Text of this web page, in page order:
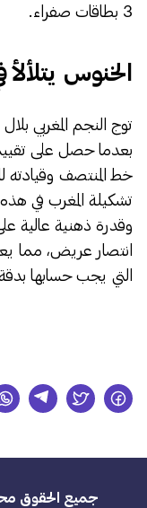
3 بطاقات صفراء.
​الخنوس يتلألأ
​توج النجم المغربي
خط المنتصف وقيادته
تشكيلة المغرب في
وقدرة ذهنية عالية
انتصار عريض، مما
التي يجب حسابها بدقة في
جميع الحقوق